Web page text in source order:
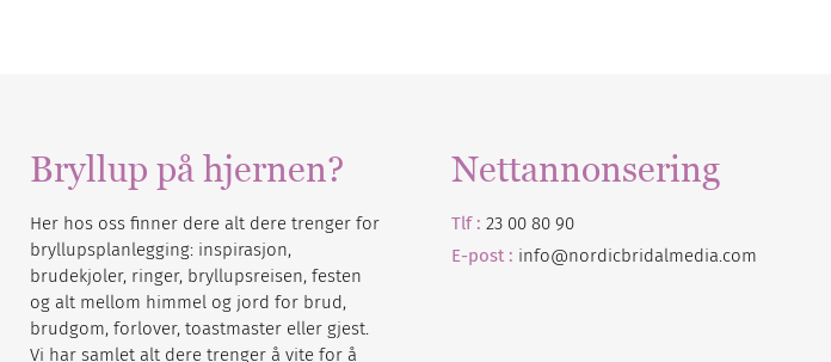
Bryllup på hjernen?
Her hos oss finner dere alt dere trenger for
bryllupsplanlegging: inspirasjon,
brudekjoler, ringer, bryllupsreisen, festen
og alt mellom himmel og jord for brud,
brudgom, forlover, toastmaster eller gjest.
Vi har samlet alt dere trenger å vite for å
Nettannonsering
Tlf : 23 00 80 90
E-post : info@nordicbridalmedia.com